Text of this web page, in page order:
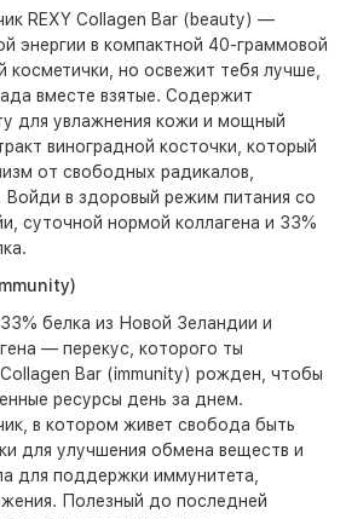
REXY Collagen Bar (beauty) —
энергии в компактной 40-граммовой
косметички, но освежит тебя лучше,
вместе взятые. Содержит
для увлажнения кожи и мощный
виноградной косточки, который
от свободных радикалов,
Войди в здоровый режим питания со
суточной нормой коллагена и 33%
белка из Новой Зеландии и
— перекус, которого ты
Bar (immunity) рожден, чтобы
ресурсы день за днем.
в котором живет свобода быть
для улучшения обмена веществ и
для поддержки иммунитета,
Полезный до последней